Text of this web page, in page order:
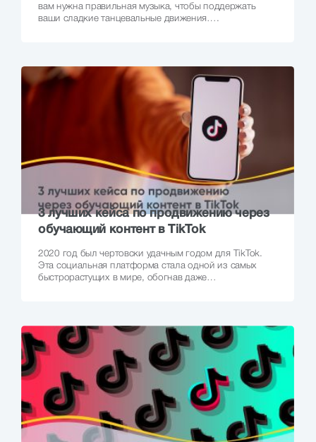
вам нужна правильная музыка, чтобы поддержать
ваши сладкие танцевальные движения….
3 лучших кейса по продвижению через
обучающий контент в TikTok
2020 год был чертовски удачным годом для TikTok.
Эта социальная платформа стала одной из самых
быстрорастущих в мире, обогнав даже…